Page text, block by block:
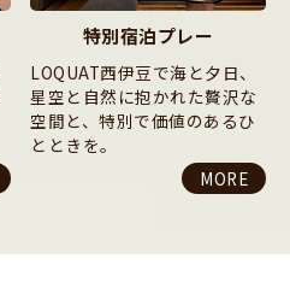
特別宿泊プレー
LOQUAT西伊豆で海と夕日、
星空と自然に抱かれた贅沢な
空間と、特別で価値のあるひ
とときを。
MORE